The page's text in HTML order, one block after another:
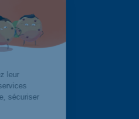
tube
Si vous acceptez leur
des offres et services
sur notre site, sécuriser
de visites.